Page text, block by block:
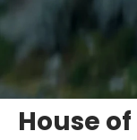
House